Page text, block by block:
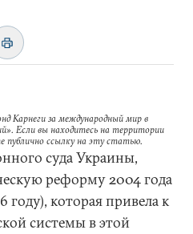
Карнеги за международный мир в
Если вы находитесь на территории
публично ссылку на эту статью.
суда Украины,
реформу 2004 года
году), которая привела к
системы в этой